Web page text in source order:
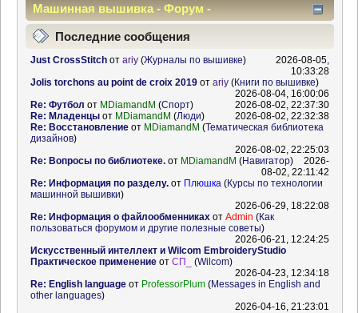
Машинная вышивка - Форум -
Информационный центр
Последние сообщения
Just CrossStitchот ariy(Журналы по вышивке)
2026-08-05,
10:33:28
Jolis torchons au point de croix 2019от ariy(Книги по вышивке)
2026-08-04, 16:00:06
Re: Футбол от MDiamandM (Спорт)
2026-08-02, 22:37:30
Re: Младенцыот MDiamandM (Люди)
2026-08-02, 22:32:38
Re: Восстановлениеот MDiamandM (Тематическая библиотека
дизайнов)
2026-08-02, 22:25:03
Re: Вопросы по библиотеке.от MDiamandM (Навигатор)
2026-
08-02, 22:11:42
Re: Информация по разделу.от Плюшка (Курсы по технологии
машинной вышивки)
2026-06-29, 18:22:08
Re: Информация о файлообменникахот Admin (Как
пользоваться форумом и другие полезные советы)
2026-06-21, 12:24:25
Искусственный интеллект и Wilcom EmbroideryStudio
Практическое применениеот СП_ (Wilcom)
2026-04-23, 12:34:18
Re: English languageот ProfessorPlum(Messages in English and
other languages)
2026-04-16, 21:23:01